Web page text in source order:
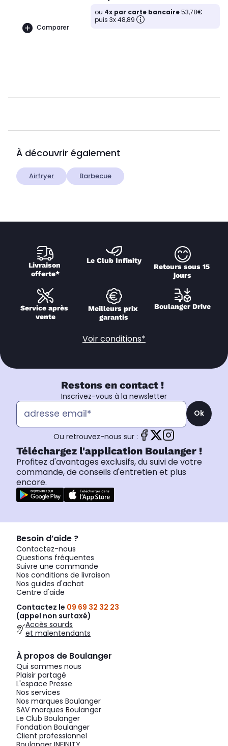
Comparer
ou 4x par carte bancaire53,78€
puis 3x 48,89
À découvrir également
Airfryer Barbecue
Livraison
offerte*
Le Club Infinity
Retours sous 15
jours
Service après
vente
Meilleurs prix
garantis
Boulanger Drive
Voir conditions*
Restons en contact !
Inscrivez-vous à la newsletter
Ok
Ou retrouvez-nous sur :
Téléchargez l'application Boulanger !
Profitez d'avantages exclusifs, du suivi de votre
commande, de conseils d'entretien et plus
encore.
Besoin d’aide ?
Contactez-nous
Questions fréquentes
Suivre une commande
Nos conditions de livraison
Nos guides d'achat
Centre d'aide
Contactez le 09 69 32 32 23
(appel non surtaxé)
Accès sourds
et malentendants
À propos de Boulanger
Qui sommes nous
Plaisir partagé
L'espace Presse
Nos services
Nos marques Boulanger
SAV marques Boulanger
Le Club Boulanger
Fondation Boulanger
Client professionnel